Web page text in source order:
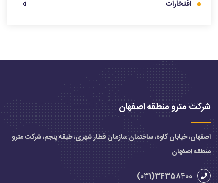
افتخارات
شرکت مترو منطقه اصفهان
اصفهان، خیابان کاوه، ساختمان سازمان قطار شهری، طبقه پنجم، شرکت مترو
منطقه اصفهان
34358400(031)